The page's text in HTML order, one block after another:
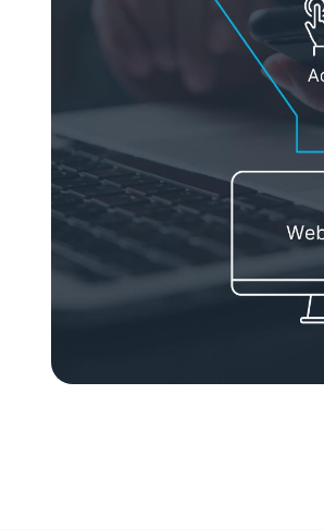
Applications
CMS - Content Management
Cloud Services
KI-Lösungen